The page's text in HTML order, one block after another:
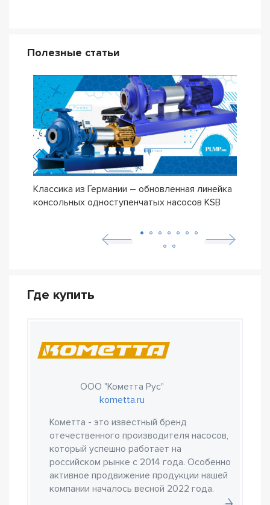
Полезные статьи
Классика из Германии – обновленная линейка
консольных одноступенчатых насосов KSB
Где купить
ООО "Кометта Рус"
kometta.ru
Кометта - это известный бренд
отечественного производителя насосов,
который успешно работает на
российском рынке с 2014 года. Особенно
активное продвижение продукции нашей
компании началось весной 2022 года.